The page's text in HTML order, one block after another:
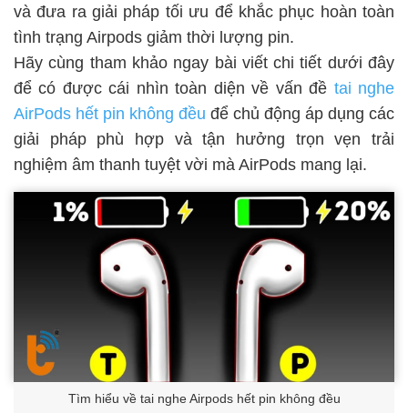
và đưa ra giải pháp tối ưu để khắc phục hoàn toàn
tình trạng Airpods giảm thời lượng pin.
Hãy cùng tham khảo ngay bài viết chi tiết dưới đây
để có được cái nhìn toàn diện về vấn đề tai nghe
AirPods hết pin không đều để chủ động áp dụng các
giải pháp phù hợp và tận hưởng trọn vẹn trải
nghiệm âm thanh tuyệt vời mà AirPods mang lại.
Tìm hiểu về tai nghe Airpods hết pin không đều